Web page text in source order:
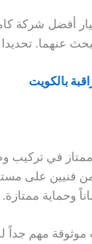
أفضل شركة
عنهما.
بالكويت
في تركيب
فنيين على
وحماية ممتازة.
مهم جداً